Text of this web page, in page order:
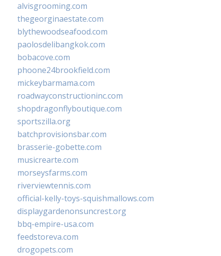
alvisgrooming.com
thegeorginaestate.com
blythewoodseafood.com
paolosdelibangkok.com
bobacove.com
phoone24brookfield.com
mickeybarmama.com
roadwayconstructioninc.com
shopdragonflyboutique.com
sportszilla.org
batchprovisionsbar.com
brasserie-gobette.com
musicrearte.com
morseysfarms.com
riverviewtennis.com
official-kelly-toys-squishmallows.com
displaygardenonsuncrest.org
bbq-empire-usa.com
feedstoreva.com
drogopets.com